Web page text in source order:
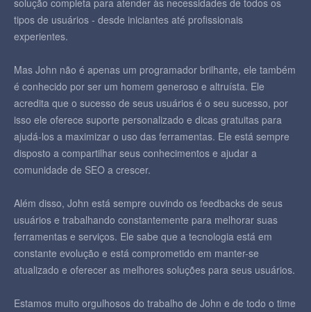
solução completa para atender às necessidades de todos os
tipos de usuários - desde iniciantes até profissionais
experientes.
Mas John não é apenas um programador brilhante, ele também
é conhecido por ser um homem generoso e altruísta. Ele
acredita que o sucesso de seus usuários é o seu sucesso, por
isso ele oferece suporte personalizado e dicas gratuitas para
ajudá-los a maximizar o uso das ferramentas. Ele está sempre
disposto a compartilhar seus conhecimentos e ajudar a
comunidade de SEO a crescer.
Além disso, John está sempre ouvindo os feedbacks de seus
usuários e trabalhando constantemente para melhorar suas
ferramentas e serviços. Ele sabe que a tecnologia está em
constante evolução e está comprometido em manter-se
atualizado e oferecer as melhores soluções para seus usuários.
Estamos muito orgulhosos do trabalho de John e de todo o time